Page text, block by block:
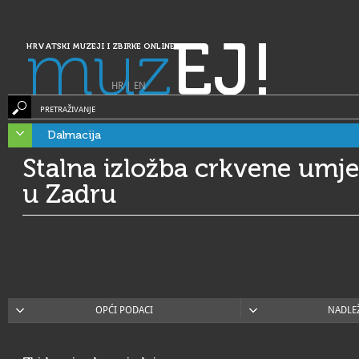
HRVATSKI MUZEJI I ZBIRKE ONLINE
muzEJ!
HR| EN
PRETRAŽIVANJE
Dalmacija
Stalna izložba crkvene
u Zadru
OPĆI PODACI